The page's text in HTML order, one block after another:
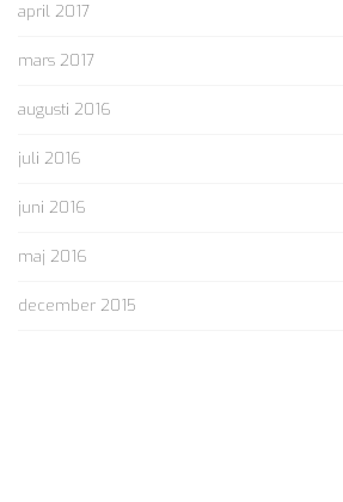
april 2017
mars 2017
augusti 2016
juli 2016
juni 2016
maj 2016
december 2015